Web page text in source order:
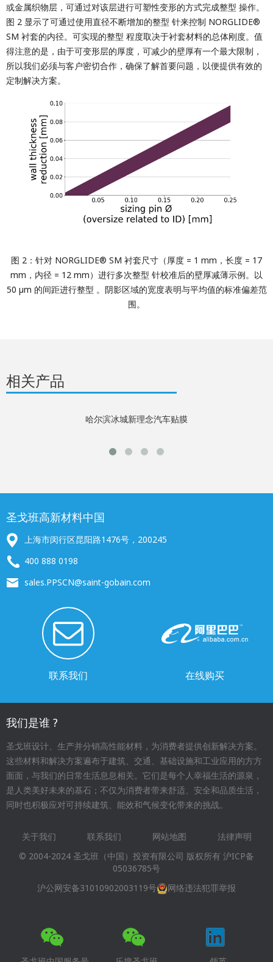
或金属织物层，可通过对该层进行可塑性变形的方式完成整型 操作。
图 2 显示了可通过使用直径不断增加的整型 针来控制 NORGLIDE®
SM 衬套的内径。可实现的整型 程度取决于衬套材料的总体刚度。值
得注意的是，由于可变形层的厚度，可减少的壁厚有一个最大限制，
所以我们必须与客户密切合作，确保了解首要问题，以便提供有效的
定制解决方案。
图 2：针对 NORGLIDE® SM 衬套尺寸（厚度 = 1 mm，长度 = 17
mm，内径 = 12 mm）进行多次整型 针校准后的壁厚减薄示例。以
50 µm 的间距进行整型 。阴影区域的宽度表明与平均值的标准偏差范
围。
相关产品
哈尔滨冰城新理念汽车贴膜
圣戈班高新材料中国
上海市闵行区昆阳路1476号，200245
400 888 0198
sales.PPSCN@saint-gobain.com
联系我们 在线购买
我们是谁 ?
圣戈班设计、生产并分销高性能材料，为消费者提供创新解决方案。
这些材料和解决方案遍布于建筑、交通、基础设施和工业应用的方方
面面，与我们的日常生活息息相关。它们是每个人幸福生活的源泉，
是人类美好未来的基石；不仅为消费者带来舒适、安全和品质生活，
同时也积极应对可持续建筑、能效和气候变化带来的挑战。
Footer
menu
关于我们 联系我们 网站地图
法律声明
© 2004-2024 圣戈班（中国）投资有限公司 版权所有 沪ICP备
05036785号
沪公网安备31010902003119号
网络违法犯罪举报